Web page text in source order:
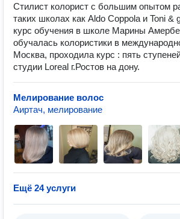
Стилист колорист с большим опытом
таких школах как Aldo Coppola и Toni &
курс обучения в школе Марины
обучалась колористики в
Москва, проходила курс : пять
студии Loreal г.Ростов на дону.
Мелирование волос
Аиртач, мелирование
Ещё 24 услуги